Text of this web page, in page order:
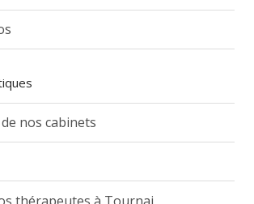
nos cabinets